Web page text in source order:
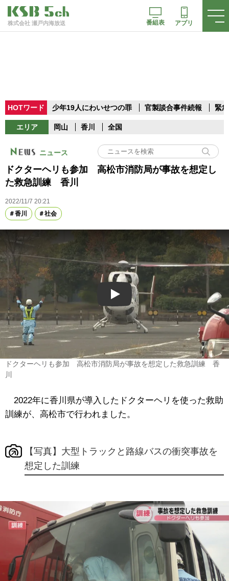
株式会社 瀬戸内海放送 番組表 アプリ
HOTワード 少年19人にわいせつの罪 官製談合事件続報 緊
エリア 岡山 香川 全国
ニュース
ドクターヘリも参加 高松市消防局が事故を想定し
た救急訓練 香川
2022/11/7 20:21
香川
社会
Play
ドクターヘリも参加 高松市消防局が事故を想定した救急訓練 香
川
2022年に香川県が導入したドクターヘリを使った救助
訓練が、高松市で行われました。
【写真】大型トラックと路線バスの衝突事故を
想定した訓練